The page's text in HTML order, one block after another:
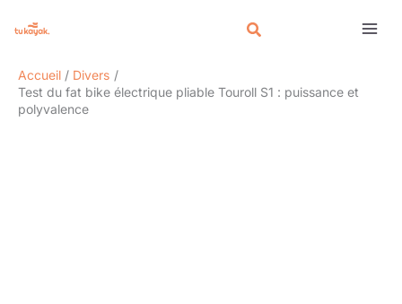
Accueil
Divers
Test du fat bike électrique pliable Touroll S1 : puissance et
polyvalence